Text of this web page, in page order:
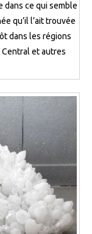
dans ce qui semble
qu’il l’ait trouvée
dans les régions
Central et autres